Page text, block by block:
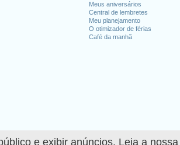
e exibir anúncios. Leia a nossa
Meus aniversários
Central de lembretes
Meu planejamento
O otimizador de férias
Café da manhã